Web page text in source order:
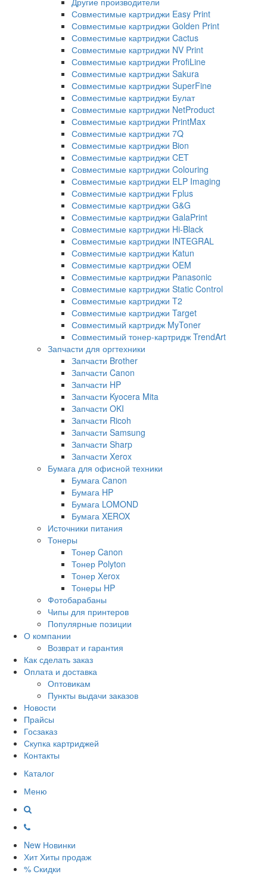
Совместимые картриджи Easy Print
Совместимые картриджи Golden Print
Совместимые картриджи Cactus
Совместимые картриджи NV Print
Совместимые картриджи ProfiLine
Совместимые картриджи Sakura
Совместимые картриджи SuperFine
Совместимые картриджи Булат
Совместимые картриджи NetProduct
Совместимые картриджи PrintMax
Совместимые картриджи 7Q
Совместимые картриджи Bion
Совместимые картриджи CET
Совместимые картриджи Colouring
Совместимые картриджи ELP Imaging
Совместимые картриджи Fplus
Совместимые картриджи G&G
Совместимые картриджи GalaPrint
Совместимые картриджи Hi-Black
Совместимые картриджи INTEGRAL
Совместимые картриджи Katun
Совместимые картриджи OEM
Совместимые картриджи Panasonic
Совместимые картриджи Static Control
Совместимые картриджи T2
Совместимые картриджи Target
Совместимый картридж MyToner
Совместимый тонер-картридж TrendArt
Запчасти для оргтехники
Запчасти Brother
Запчасти Canon
Запчасти HP
Запчасти Kyocera Mita
Запчасти OKI
Запчасти Ricoh
Запчасти Samsung
Запчасти Sharp
Запчасти Xerox
Бумага для офисной техники
Бумага Canon
Бумага HP
Бумага LOMOND
Бумага XEROX
Источники питания
Тонеры
Тонер Canon
Тонер Polyton
Тонер Xerox
Тонеры HP
Фотобарабаны
Чипы для принтеров
Популярные позиции
О компании
Возврат и гарантия
Как сделать заказ
Оплата и доставка
Оптовикам
Пункты выдачи заказов
Новости
Прайсы
Госзаказ
Скупка картриджей
Контакты
Каталог
Меню
New Новинки
Хит Хиты продаж
% Скидки